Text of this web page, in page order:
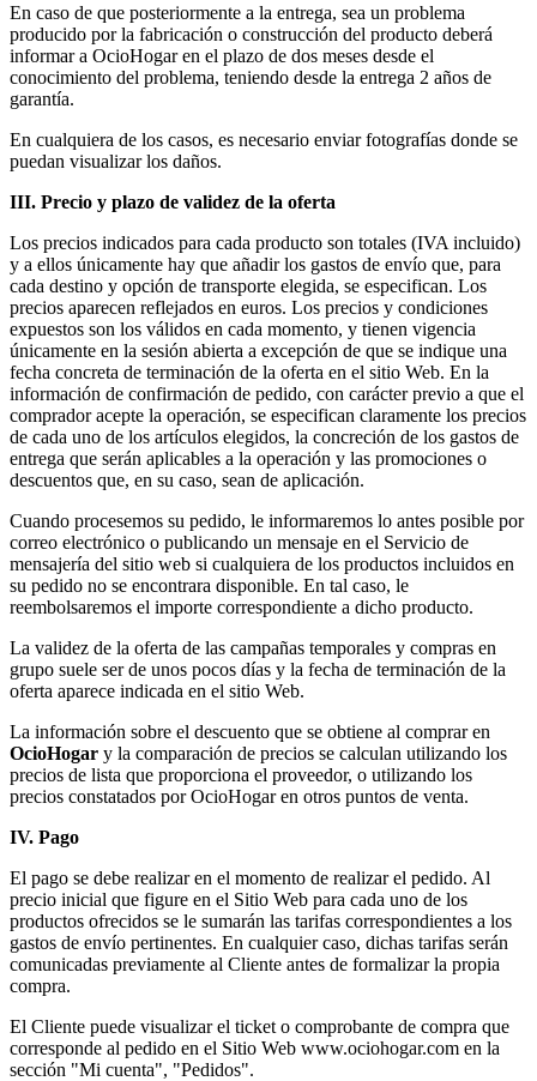
En caso de que posteriormente a la entrega, sea un problema
producido por la fabricación o construcción del producto deberá
informar a OcioHogar en el plazo de dos meses desde el
conocimiento del problema, teniendo desde la entrega 2 años de
garantía.
En cualquiera de los casos, es necesario enviar fotografías donde se
puedan visualizar los daños.
III. Precio y plazo de validez de la oferta
Los precios indicados para cada producto son totales (IVA incluido)
y a ellos únicamente hay que añadir los gastos de envío que, para
cada destino y opción de transporte elegida, se especifican. Los
precios aparecen reflejados en euros. Los precios y condiciones
expuestos son los válidos en cada momento, y tienen vigencia
únicamente en la sesión abierta a excepción de que se indique una
fecha concreta de terminación de la oferta en el sitio Web. En la
información de confirmación de pedido, con carácter previo a que el
comprador acepte la operación, se especifican claramente los precios
de cada uno de los artículos elegidos, la concreción de los gastos de
entrega que serán aplicables a la operación y las promociones o
descuentos que, en su caso, sean de aplicación.
Cuando procesemos su pedido, le informaremos lo antes posible por
correo electrónico o publicando un mensaje en el Servicio de
mensajería del sitio web si cualquiera de los productos incluidos en
su pedido no se encontrara disponible. En tal caso, le
reembolsaremos el importe correspondiente a dicho producto.
La validez de la oferta de las campañas temporales y compras en
grupo suele ser de unos pocos días y la fecha de terminación de la
oferta aparece indicada en el sitio Web.
La información sobre el descuento que se obtiene al comprar en
OcioHogar y la comparación de precios se calculan utilizando los
precios de lista que proporciona el proveedor, o utilizando los
precios constatados por OcioHogar en otros puntos de venta.
IV. Pago
El pago se debe realizar en el momento de realizar el pedido. Al
precio inicial que figure en el Sitio Web para cada uno de los
productos ofrecidos se le sumarán las tarifas correspondientes a los
gastos de envío pertinentes. En cualquier caso, dichas tarifas serán
comunicadas previamente al Cliente antes de formalizar la propia
compra.
El Cliente puede visualizar el ticket o comprobante de compra que
corresponde al pedido en el Sitio Web www.ociohogar.com en la
sección "Mi cuenta", "Pedidos".